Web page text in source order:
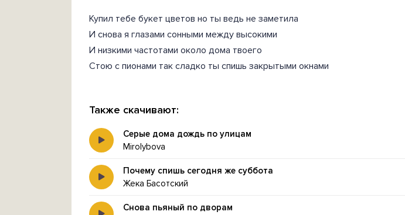
Купил тебе букет цветов но ты ведь не заметила
И снова я глазами сонными между высокими
И низкими частотами около дома твоего
Стою с пионами так сладко ты спишь закрытыми окнами
Также скачивают:
Серые дома дождь по улицам
Mirolybova
Почему спишь сегодня же суббота
Жека Басотский
Снова пьяный по дворам